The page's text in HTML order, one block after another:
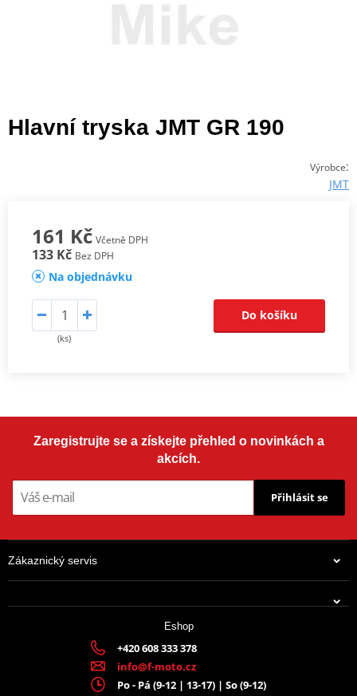
Hlavní tryska JMT GR 190
Výrobce:
JMT
161 Kč Včetně DPH
133 Kč Bez DPH
Na objednávku
(ks)
Do košíku
Zaregistrujte se a získejte přehled o novinkách a
akcích.
Přihlásit se
Zákaznický servis
Eshop
+420 608 333 378
info@f-moto.cz
Po - Pá (9-12 | 13-17) | So (9-12)